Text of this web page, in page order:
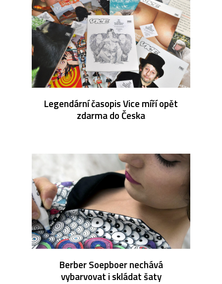
Legendární časopis Vice míří opět
zdarma do Česka
Berber Soepboer nechává
vybarvovat i skládat šaty